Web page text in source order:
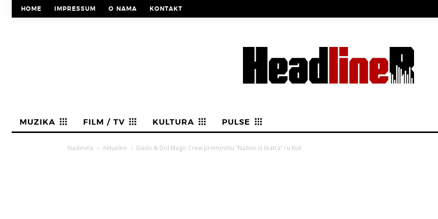
HOME IMPRESSUM O NAMA KONTAKT
MUZIKA FILM / TV KULTURA PULSE
Naslovna Aktuelno Dado & Dol Magic Crew promovišu “Naživo iz teatra“ i u Kuli